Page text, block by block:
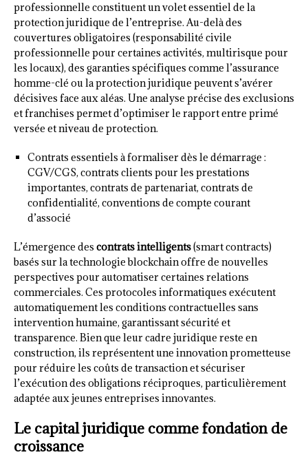
professionnelle constituent un volet essentiel de la
protection juridique de l’entreprise. Au-delà des
couvertures obligatoires (responsabilité civile
professionnelle pour certaines activités, multirisque pour
les locaux), des garanties spécifiques comme l’assurance
homme-clé ou la protection juridique peuvent s’avérer
décisives face aux aléas. Une analyse précise des exclusions
et franchises permet d’optimiser le rapport entre primé
versée et niveau de protection.
Contrats essentiels à formaliser dès le démarrage :
CGV/CGS, contrats clients pour les prestations
importantes, contrats de partenariat, contrats de
confidentialité, conventions de compte courant
d’associé
L’émergence des contrats intelligents(smart contracts)
basés sur la technologie blockchain offre de nouvelles
perspectives pour automatiser certaines relations
commerciales. Ces protocoles informatiques exécutent
automatiquement les conditions contractuelles sans
intervention humaine, garantissant sécurité et
transparence. Bien que leur cadre juridique reste en
construction, ils représentent une innovation prometteuse
pour réduire les coûts de transaction et sécuriser
l’exécution des obligations réciproques, particulièrement
adaptée aux jeunes entreprises innovantes.
Le capital juridique comme fondation de
croissance